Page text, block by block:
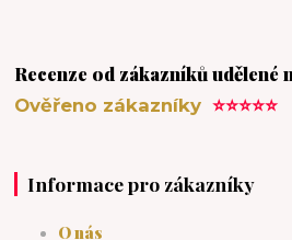
Recenze od zákazníků udělené
Ověřeno zákazníky⭐⭐⭐⭐⭐
Informace pro zákazníky
O nás